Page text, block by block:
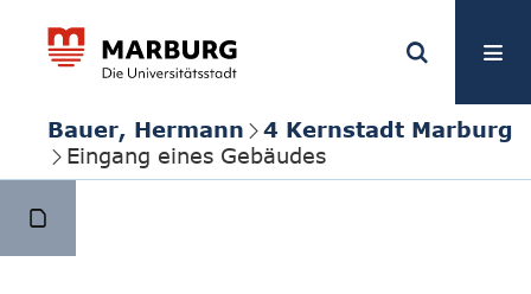
Bauer, Hermann
4 Kernstadt Marburg
Eingang eines Gebäudes